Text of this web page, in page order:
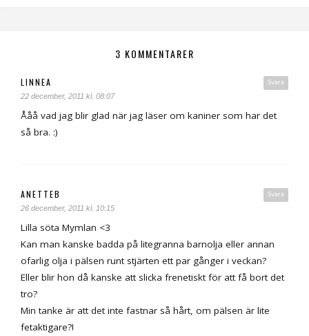
3 KOMMENTARER
Svara
LINNEA
22 december, 2011 kl. 08:07
Ååå vad jag blir glad när jag läser om kaniner som har det
så bra. :)
Svara
ANETTEB
26 december, 2011 kl. 10:15
Lilla söta Mymlan <3
Kan man kanske badda på litegranna barnolja eller annan
ofarlig olja i pälsen runt stjärten ett par gånger i veckan?
Eller blir hon då kanske att slicka frenetiskt för att få bort det
tro?
Min tanke är att det inte fastnar så hårt, om pälsen är lite
fetaktigare?!